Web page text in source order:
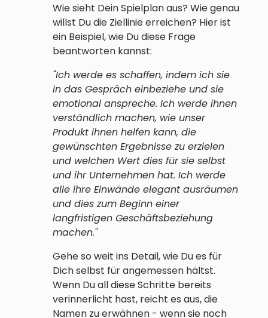
Wie sieht Dein Spielplan aus? Wie genau
willst Du die Ziellinie erreichen? Hier ist
ein Beispiel, wie Du diese Frage
beantworten kannst:
"Ich werde es schaffen, indem ich sie
in das Gespräch einbeziehe und sie
emotional anspreche. Ich werde ihnen
verständlich machen, wie unser
Produkt ihnen helfen kann, die
gewünschten Ergebnisse zu erzielen
und welchen Wert dies für sie selbst
und ihr Unternehmen hat. Ich werde
alle ihre Einwände elegant ausräumen
und dies zum Beginn einer
langfristigen Geschäftsbeziehung
machen."
Gehe so weit ins Detail, wie Du es für
Dich selbst für angemessen hältst.
Wenn Du all diese Schritte bereits
verinnerlicht hast, reicht es aus, die
Namen zu erwähnen - wenn sie noch